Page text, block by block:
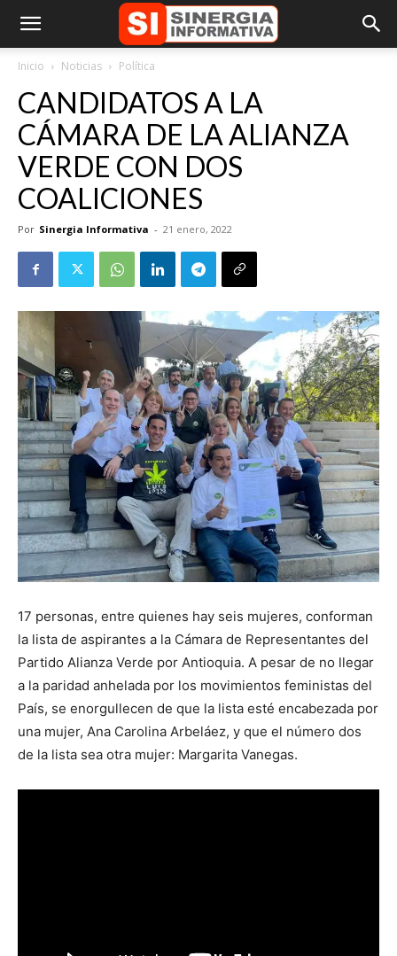
Inicio Noticias Política
CANDIDATOS A LA
CÁMARA DE LA ALIANZA
VERDE CON DOS
COALICIONES
Por Sinergia Informativa - 21 enero, 2022
17 personas, entre quienes hay seis mujeres, conforman
la lista de aspirantes a la Cámara de Representantes del
Partido Alianza Verde por Antioquia. A pesar de no llegar
a la paridad anhelada por los movimientos feministas del
País, se enorgullecen de que la lista esté encabezada por
una mujer, Ana Carolina Arbeláez, y que el número dos
de la lista sea otra mujer: Margarita Vanegas.